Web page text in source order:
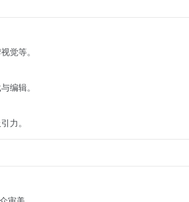
觉等。
编辑。
力。